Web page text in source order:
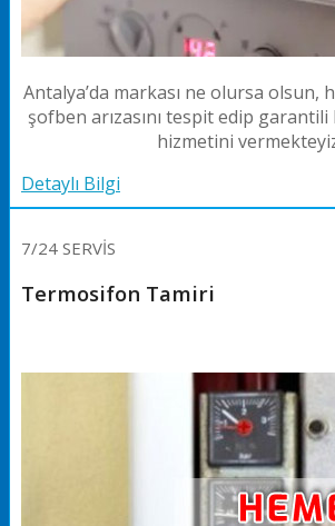
Antalya’da markası ne olursa
şofben arızasını tespit edip
hizmetini
Detaylı Bilgi
7/24 SERVİS
Termosifon Tamiri